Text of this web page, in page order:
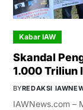
Kabar IAW
Skandal
1.000 Triliun
BYREDAKSI
IAWNews.com –